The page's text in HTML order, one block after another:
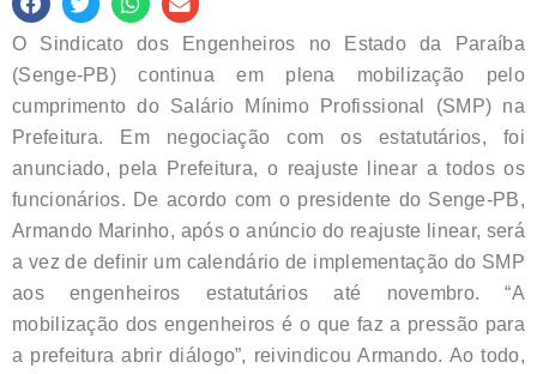
O Sindicato dos Engenheiros no Estado da Paraíba
(Senge-PB) continua em plena mobilização pelo
cumprimento do Salário Mínimo Profissional (SMP) na
Prefeitura. Em negociação com os estatutários, foi
anunciado, pela Prefeitura, o reajuste linear a todos os
funcionários. De acordo com o presidente do Senge-PB,
Armando Marinho, após o anúncio do reajuste linear, será
a vez de definir um calendário de implementação do SMP
aos engenheiros estatutários até novembro. “A
mobilização dos engenheiros é o que faz a pressão para
a prefeitura abrir diálogo”, reivindicou Armando. Ao todo,